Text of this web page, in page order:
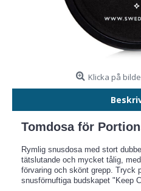
Klicka på
Tomdosa för
Rymlig snusdosa med stort
tätslutande och mycket tålig,
förvaring och skönt grepp. Tryck
snusförnuftiga budskapet "Keep